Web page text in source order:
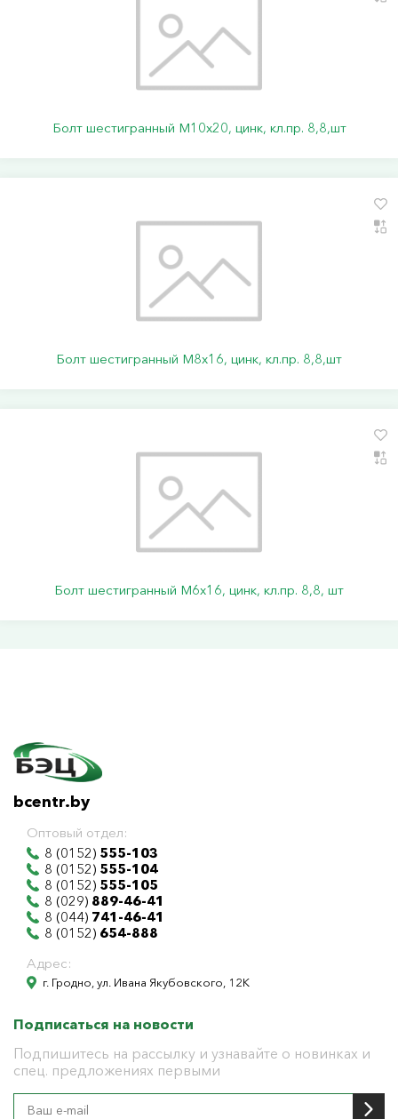
Болт шестигранный М10х20, цинк, кл.пр. 8,8,шт
Болт шестигранный М8х16, цинк, кл.пр. 8,8,шт
Болт шестигранный М6х16, цинк, кл.пр. 8,8, шт
bcentr.by
Оптовый отдел:
8 (0152) 555-103
8 (0152) 555-104
8 (0152) 555-105
8 (029) 889-46-41
8 (044) 741-46-41
8 (0152) 654-888
Адрес:
г. Гродно, ул. Ивана Якубовского, 12К
Подписаться на новости
Подпишитесь на рассылку и узнавайте о новинках и
спец. предложениях первыми